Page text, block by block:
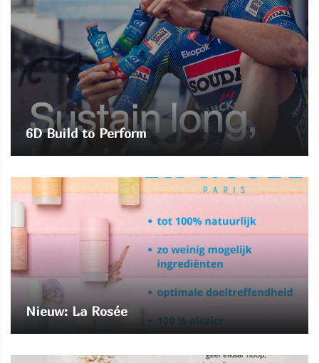
6D Build to Perform
Nieuw: La Rosée